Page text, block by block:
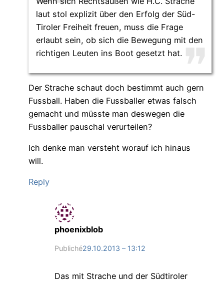
laut stol explizit über den Erfolg der Süd-
Tiroler Freiheit freuen, muss die Frage
erlaubt sein, ob sich die Bewegung mit den
richtigen Leuten ins Boot gesetzt hat.
Der Strache schaut doch bestimmt auch gern
Fussball. Haben die Fussballer etwas falsch
gemacht und müsste man deswegen die
Fussballer pauschal verurteilen?
Ich denke man versteht worauf ich hinaus
will.
Reply
phoenixblob
Publiché29.10.2013 – 13:12
Das mit Strache und der Südtiroler